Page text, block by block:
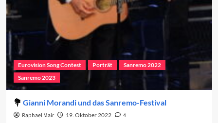
Eurovision Song Contest Porträt
Sanremo 2022
Sanremo 2023
Gianni Morandi und das Sanremo-Festival
Raphael Mair 19. Oktober 2022
4